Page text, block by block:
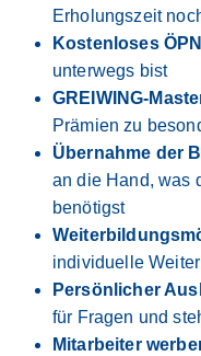
Erholungszeit
Kostenloses
unterwegs bist
GREIWING-
Prämien zu
Übernahme der
an die Hand, was
benötigst
individuelle
Persönlicher
für Fragen und
Mitarbeiter